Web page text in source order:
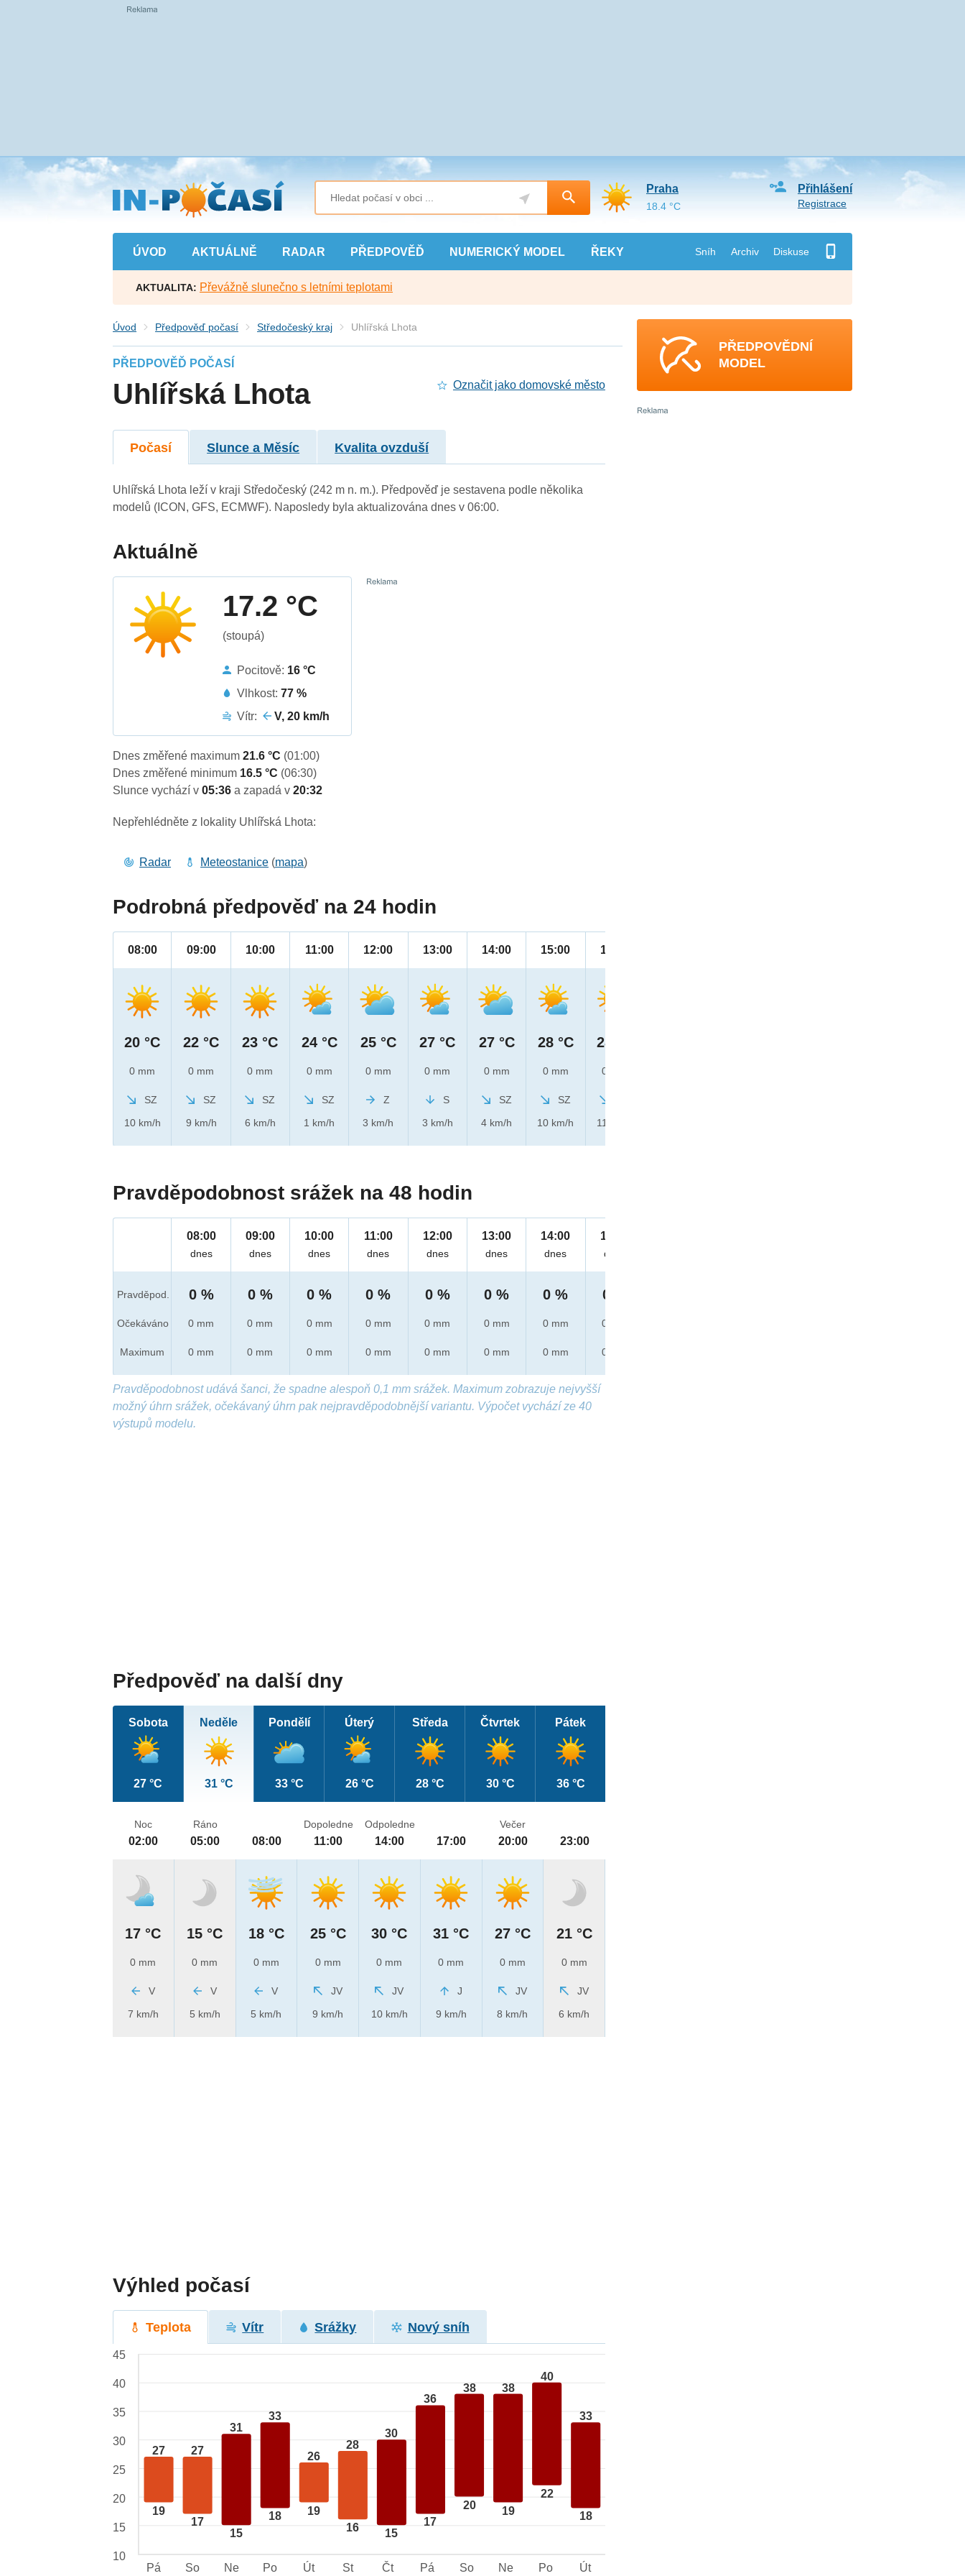
Přejít
na
hlavní
obsah
ÚVOD AKTUÁLNĚ RADAR PŘEDPOVĚĎ NUMERICKÝ MODEL ŘEKY Sníh Archiv Diskuse
Přihlášení
Registrace
Praha
18.4 °C
AKTUALITA: Převážně slunečno s letními teplotami
Úvod Předpověď počasí Středočeský kraj Uhlířská Lhota
PŘEDPOVĚĎ POČASÍ
Uhlířská Lhota Označit jako domovské město
Počasí Slunce a Měsíc Kvalita ovzduší
Uhlířská Lhota leží v kraji Středočeský (242 m n. m.). Předpověď je sestavena podle několika
modelů (ICON, GFS, ECMWF). Naposledy byla aktualizována dnes v 06:00.
Aktuálně
17.2 °C
(stoupá)
Pocitově: 16 °C
Vlhkost:77 %
Vítr:
V, 20 km/h
Dnes změřené maximum21.6 °C (01:00)
Dnes změřené minimum 16.5 °C (06:30)
Slunce vychází v05:36a zapadá v20:32
Nepřehlédněte z lokality Uhlířská Lhota:
Radar Meteostanice (mapa)
Podrobná předpověď na 24 hodin
08:00
20 °C
0 mm
SZ
10 km/h
09:00
22 °C
0 mm
SZ
9 km/h
10:00
23 °C
0 mm
SZ
6 km/h
11:00
24 °C
0 mm
SZ
1 km/h
12:00
25 °C
0 mm
Z
3 km/h
13:00
27 °C
0 mm
S
3 km/h
14:00
27 °C
0 mm
SZ
4 km/h
15:00
28 °C
0 mm
SZ
10 km/h
16:00
28 °C
0 mm
11 km/h
Pravděpodobnost srážek na 48 hodin
Pravděpod.
Očekáváno
Maximum
08:00
dnes
0 %
0 mm
0 mm
09:00
dnes
0 %
0 mm
0 mm
10:00
dnes
0 %
0 mm
0 mm
11:00
dnes
0 %
0 mm
0 mm
12:00
dnes
0 %
0 mm
0 mm
13:00
dnes
0 %
0 mm
0 mm
14:00
dnes
0 %
0 mm
0 mm
15:00
dnes
0 %
0 mm
0 mm
Pravděpodobnost udává šanci, že spadne alespoň 0,1 mm srážek. Maximum zobrazuje nejvyšší
možný úhrn srážek, očekávaný úhrn pak nejpravděpodobnější variantu. Výpočet vychází ze 40
výstupů modelu.
Předpověď na další dny
Sobota
27 °C
Neděle
31 °C
Pondělí
33 °C
Úterý
26 °C
Středa
28 °C
Čtvrtek
30 °C
Pátek
36 °C
Noc
02:00
17 °C
0 mm
V
7 km/h
Ráno
05:00
15 °C
0 mm
V
5 km/h
08:00
18 °C
0 mm
V
5 km/h
Dopoledne
11:00
25 °C
0 mm
JV
9 km/h
Odpoledne
14:00
30 °C
0 mm
JV
10 km/h
17:00
31 °C
0 mm
J
9 km/h
Večer
20:00
27 °C
0 mm
JV
8 km/h
23:00
21 °C
0 mm
JV
6 km/h
Výhled počasí
Teplota Vítr Srážky Nový sníh
27
19
27
17
31
15
33
18
26
19
28
16
30
15
36
17
38
20
38
19
40
22
33
18
45
40
35
30
25
20
15
10
Pá
So Ne Po Út St Čt Pá So Ne Po Út
PŘEDPOVĚDNÍ
MODEL